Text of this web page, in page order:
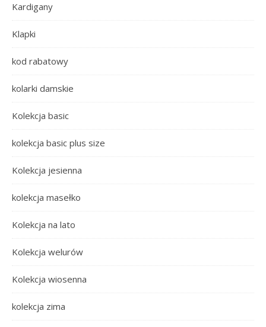
Kardigany
Klapki
kod rabatowy
kolarki damskie
Kolekcja basic
kolekcja basic plus size
Kolekcja jesienna
kolekcja masełko
Kolekcja na lato
Kolekcja welurów
Kolekcja wiosenna
kolekcja zima